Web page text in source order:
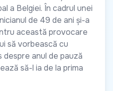
a Belgiei. În cadrul unei
de 49 de ani și-a
această provocare
să vorbească cu
anul de pauză
să-l ia de la prima